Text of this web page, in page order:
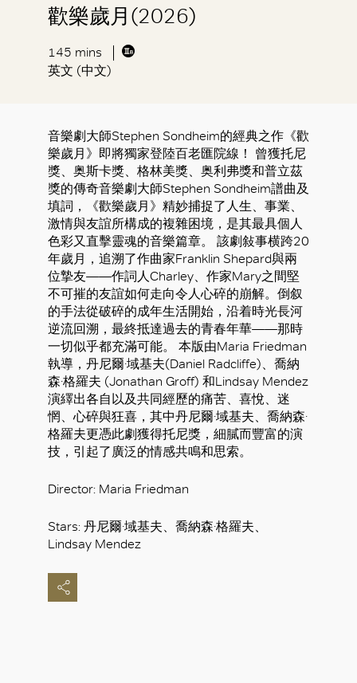
歡樂歲月(2026)
145 mins
英文 (中文)
音樂劇大師Stephen Sondheim的經典之作《歡
樂歲月》即將獨家登陸百老匯院線！ 曾獲托尼
獎、奥斯卡獎、格林美獎、奥利弗獎和普立茲
獎的傳奇音樂劇大師Stephen Sondheim譜曲及
填詞，《歡樂歲月》精妙捕捉了人生、事業、
激情與友誼所構成的複雜困境，是其最具個人
色彩又直擊靈魂的音樂篇章。 該劇敍事横跨20
年歲月，追溯了作曲家Franklin Shepard與兩
位摯友——作詞人Charley、作家Mary之間堅
不可摧的友誼如何走向令人心碎的崩解。倒叙
的手法從破碎的成年生活開始，沿着時光長河
逆流回溯，最終抵達過去的青春年華——那時
一切似乎都充滿可能。 本版由Maria Friedman
執導，丹尼爾·域基夫(Daniel Radcliffe)、喬納
森·格羅夫 (Jonathan Groff) 和Lindsay Mendez
演繹出各自以及共同經歷的痛苦、喜悅、迷
惘、心碎與狂喜，其中丹尼爾·域基夫、喬納森·
格羅夫更憑此劇獲得托尼獎，細膩而豐富的演
技，引起了廣泛的情感共鳴和思索。
Director: Maria Friedman
Stars: 丹尼爾·域基夫、喬納森·格羅夫、
Lindsay Mendez
好